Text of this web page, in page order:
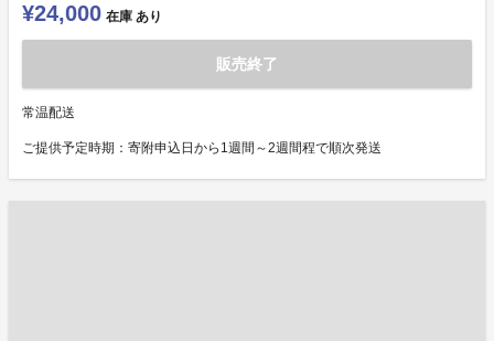
¥24,000 在庫 あり
販売終了
常温配送
ご提供予定時期：寄附申込日から1週間～2週間程で順次発送